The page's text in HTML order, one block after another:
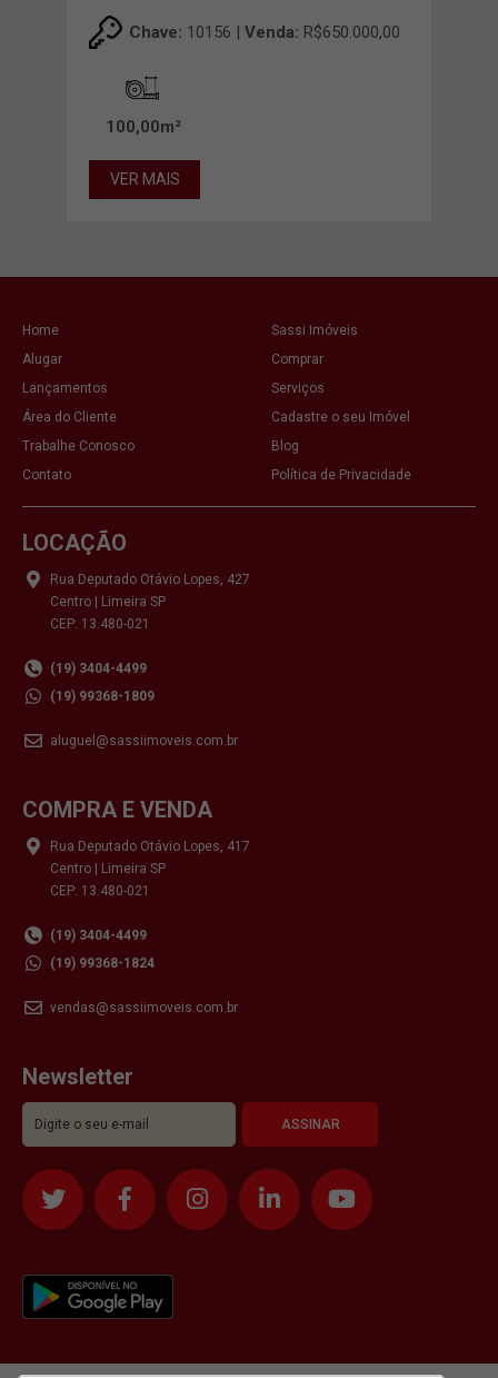
Chave: 10156 | Venda: R$650.000,00
100,00m²
VER MAIS
Home
Sassi Imóveis
Alugar
Comprar
Lançamentos
Serviços
Área do Cliente
Cadastre o seu Imóvel
Trabalhe Conosco
Blog
Contato
Política de Privacidade
LOCAÇÃO
Rua Deputado Otávio Lopes, 427
Centro | Limeira SP
CEP: 13.480-021
(19) 3404-4499
(19) 99368-1809
aluguel@sassiimoveis.com.br
COMPRA E VENDA
Rua Deputado Otávio Lopes, 417
Centro | Limeira SP
CEP: 13.480-021
(19) 3404-4499
(19) 99368-1824
vendas@sassiimoveis.com.br
Newsletter